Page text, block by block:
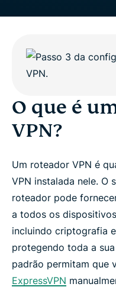
O que é
VPN?
Um roteador VPN é
VPN instalada nele. O
roteador pode
a todos os
incluindo criptografia
protegendo toda a
padrão permitam que
ExpressVPN